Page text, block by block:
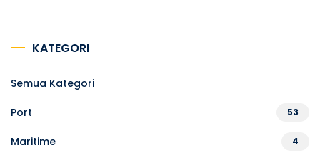
KATEGORI
Semua Kategori
Port 53
Maritime 4